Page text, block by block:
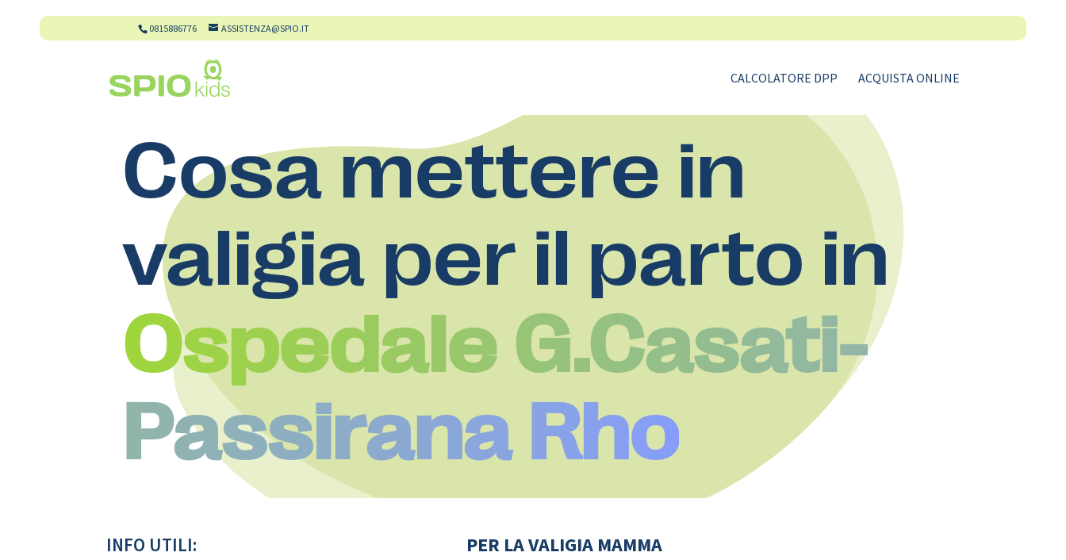
0815886776 ASSISTENZA@SPIO.IT
CALCOLATORE DPP ACQUISTA ONLINE
Cosa mettere in
valigia per il parto in
Ospedale G.Casati-
Passirana Rho
INFO UTILI: PER LA VALIGIA MAMMA